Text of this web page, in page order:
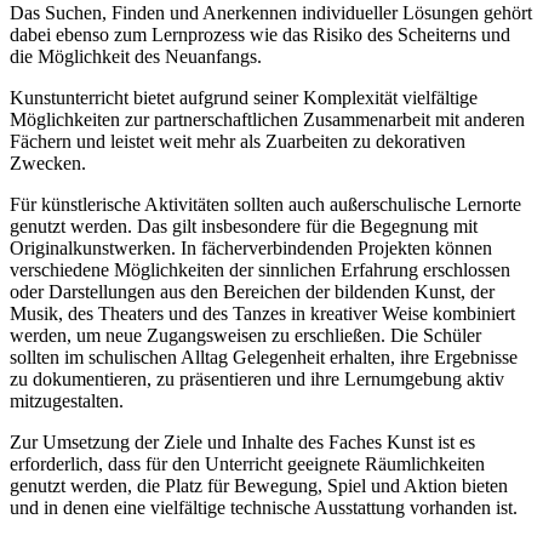
Das Suchen, Finden und Anerkennen individueller Lösungen gehört
dabei ebenso zum Lernprozess wie das Risiko des Scheiterns und
die Möglichkeit des Neuanfangs.
Kunstunterricht bietet aufgrund seiner Komplexität vielfältige
Möglichkeiten zur partnerschaftlichen Zusammenarbeit mit anderen
Fächern und leistet weit mehr als Zuarbeiten zu dekorativen
Zwecken.
Für künstlerische Aktivitäten sollten auch außerschulische Lernorte
genutzt werden. Das gilt insbesondere für die Begegnung mit
Originalkunstwerken. In fächerverbindenden Projekten können
verschiedene Möglichkeiten der sinnlichen Erfahrung erschlossen
oder Darstellungen aus den Bereichen der bildenden Kunst, der
Musik, des Theaters und des Tanzes in kreativer Weise kombiniert
werden, um neue Zugangsweisen zu erschließen. Die Schüler
sollten im schulischen Alltag Gelegenheit erhalten, ihre Ergebnisse
zu dokumentieren, zu präsentieren und ihre Lernumgebung aktiv
mitzugestalten.
Zur Umsetzung der Ziele und Inhalte des Faches Kunst ist es
erforderlich, dass für den Unterricht geeignete Räumlichkeiten
genutzt werden, die Platz für Bewegung, Spiel und Aktion bieten
und in denen eine vielfältige technische Ausstattung vorhanden ist.